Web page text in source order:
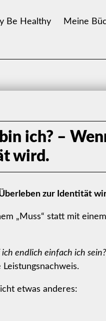
Be Healthy Meine
ich? –
wird.
zur Identität
„Muss“ statt mit
endlich einfach ich sein?
etwas anderes: